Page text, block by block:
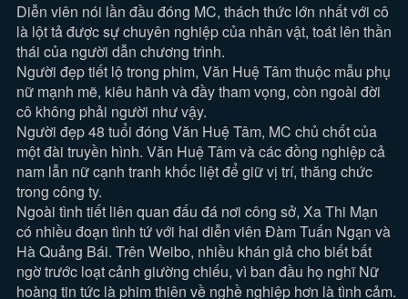
Diễn viên nói lần đầu đóng MC, thách thức lớn nhất với cô
là lột tả được sự chuyên nghiệp của nhân vật, toát lên thần
thái của người dẫn chương trình.
Người đẹp tiết lộ trong phim, Văn Huệ Tâm thuộc mẫu phụ
nữ mạnh mẽ, kiêu hãnh và đầy tham vọng, còn ngoài đời
cô không phải người như vậy.
Người đẹp 48 tuổi đóng Văn Huệ Tâm, MC chủ chốt của
một đài truyền hình. Văn Huệ Tâm và các đồng nghiệp cả
nam lẫn nữ cạnh tranh khốc liệt để giữ vị trí, thăng chức
trong công ty.
Ngoài tình tiết liên quan đấu đá nơi công sở, Xa Thi Mạn
có nhiều đoạn tình tứ với hai diễn viên Đàm Tuấn Ngạn và
Hà Quảng Bái. Trên Weibo, nhiều khán giả cho biết bất
ngờ trước loạt cảnh giường chiếu, vì ban đầu họ nghĩ Nữ
hoàng tin tức là phim thiên về nghề nghiệp hơn là tình cảm.